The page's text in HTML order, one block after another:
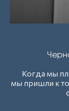
Когда мы
мы пришли к